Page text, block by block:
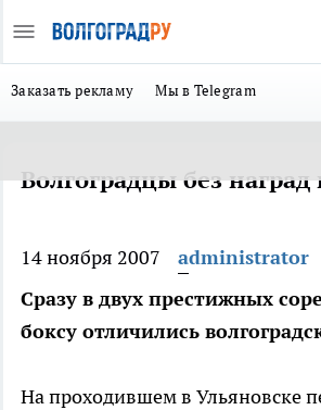
Заказать рекламу Мы в Telegram
Волгоградцы без наград
14 ноября 2007
administrator
Сразу в двух престижных
боксу отличились
На проходившем в Ульяновске